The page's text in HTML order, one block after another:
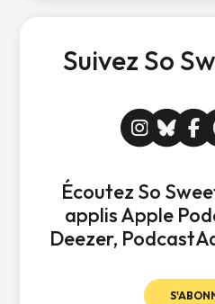
Suivez So
Écoutez So
applis Apple
Deezer,